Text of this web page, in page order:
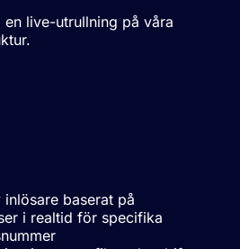
live-utrullning på våra
baserat på
i realtid för specifika